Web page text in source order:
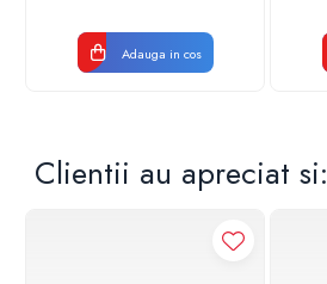
Adauga in cos
Clientii au apreciat si: